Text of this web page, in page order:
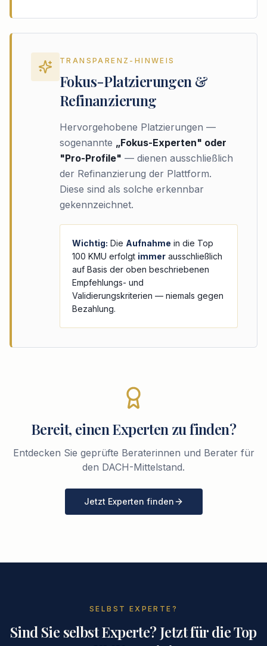
TRANSPARENZ-HINWEIS
Fokus-Platzierungen &
Refinanzierung
Hervorgehobene Platzierungen —
sogenannte „Fokus-Experten" oder
"Pro-Profile" — dienen ausschließlich
der Refinanzierung der Plattform.
Diese sind als solche erkennbar
gekennzeichnet.
Wichtig: Die Aufnahme in die Top
100 KMU erfolgt immer ausschließlich
auf Basis der oben beschriebenen
Empfehlungs- und
Validierungskriterien — niemals gegen
Bezahlung.
Bereit, einen Experten zu finden?
Entdecken Sie geprüfte Beraterinnen und Berater für
den DACH-Mittelstand.
Jetzt Experten finden
SELBST EXPERTE?
Sind Sie selbst Experte? Jetzt für die Top